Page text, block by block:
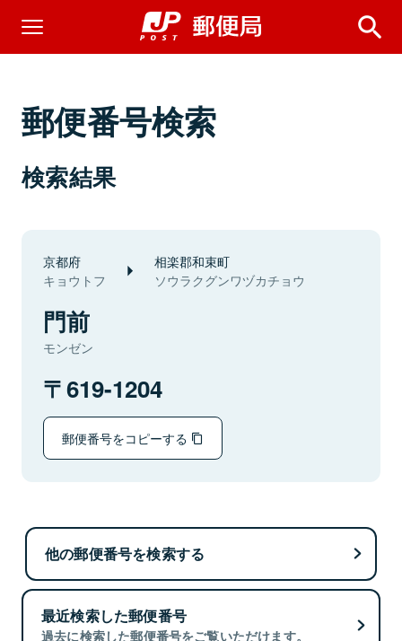
郵便番号検索
検索結果
京都府
キョウトフ
相楽郡和束町
ソウラクグンワヅカチョウ
門前
モンゼン
619-1204
郵便番号をコピーする
他の郵便番号を検索する
最近検索した郵便番号
過去に検索した郵便番号をご覧いただけます。